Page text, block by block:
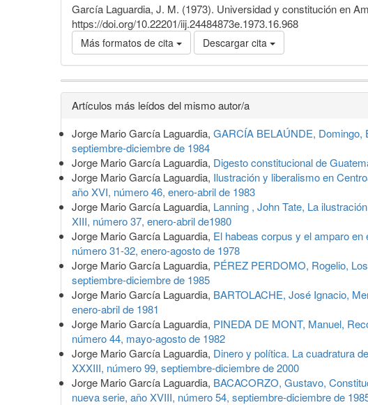
García Laguardia, J. M. (1973). Universidad y constitución en
https://doi.org/10.22201/iij.24484873e.1973.16.968
Más formatos de cita Descargar cita
Detalles
del
artículo
Artículos más leídos del mismo autor/a
Jorge Mario García Laguardia, GARCÍA BELAÚNDE, Domingo,
septiembre-diciembre de 1984
Jorge Mario García Laguardia, Digesto constitucional de
Jorge Mario García Laguardia, Ilustración y liberalismo en
año XVI, número 46, enero-abril de 1983
Jorge Mario García Laguardia, Lanning , John Tate, La
XIII, número 37, enero-abril de1980
Jorge Mario García Laguardia, El habeas corpus y el amparo
número 31-32, enero-agosto de 1978
Jorge Mario García Laguardia, PÉREZ PERDOMO, Rogelio,
septiembre-diciembre de 1985
Jorge Mario García Laguardia, BARTOLACHE, José Ignacio,
enero-abril de 1981
Jorge Mario García Laguardia, PINEDA DE MONT, Manuel,
número 44, mayo-agosto de 1982
Jorge Mario García Laguardia, Dinero y política. La cuadratura
XXXIII, número 99, septiembre-diciembre de 2000
Jorge Mario García Laguardia, BACACORZO, Gustavo,
nueva serie, año XVIII, número 54, septiembre-diciembre de